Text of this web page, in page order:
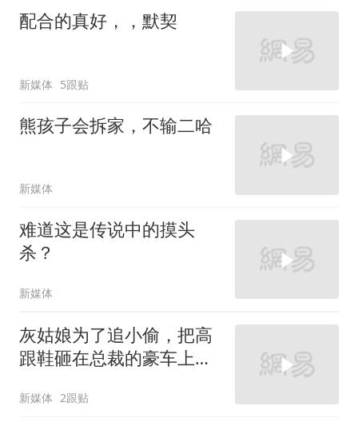
配合的真好，，默契
新媒体 5跟贴
熊孩子会拆家，不输二哈
新媒体
难道这是传说中的摸头
杀？
新媒体
灰姑娘为了追小偷，把高
跟鞋砸在总裁的豪车上，
新媒体 2跟贴